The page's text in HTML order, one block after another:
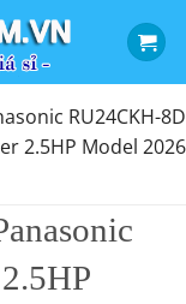
RU24CKH-8D
2.5HP Model 2026